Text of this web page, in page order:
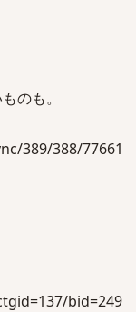
のも。
389/388/77661
bid=249